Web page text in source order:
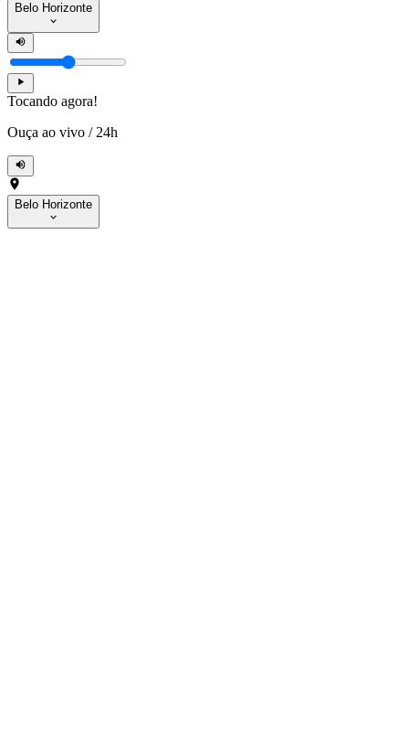
Belo Horizonte
Tocando agora!
Ouça ao vivo / 24h
Belo Horizonte